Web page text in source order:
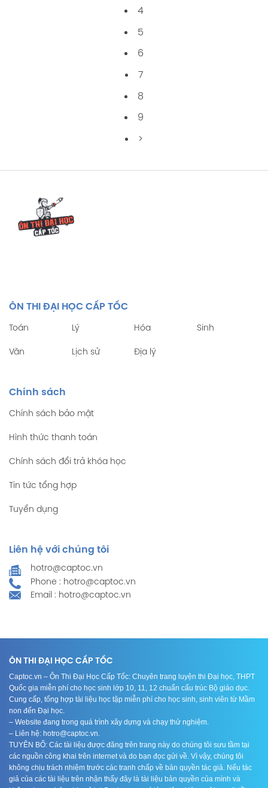
4
5
6
7
8
9
>
ÔN THI ĐẠI HỌC CẤP TỐC
Toán Lý Hóa Sinh
Văn Lịch sử Địa lý
Chính sách
Chính sách bảo mật
Hình thức thanh toán
Chính sách đổi trả khóa học
Tin tức tổng hợp
Tuyển dụng
Liên hệ với chúng tôi
hotro@captoc.vn
Phone : hotro@captoc.vn
Email : hotro@captoc.vn
ÔN THI ĐẠI HỌC CẤP TỐC
Captoc.vn – Ôn Thi Đại Học Cấp Tốc: Chuyên trang luyện thi Đại học, THPT
Quốc gia miễn phí cho học sinh lớp 10, 11, 12 chuẩn cấu trúc Bộ giáo dục.
Cung cấp, tổng hợp tài liệu học tập miễn phí cho học sinh, sinh viên từ Mầm
non đến Đại học.
– Website đang trong quá trình xây dựng và chạy thử nghiệm.
– Liên hệ: hotro@captoc.vn.
TUYÊN BỐ: Các tài liệu được đăng trên trang này do chúng tôi sưu tầm tại
các nguồn công khai trên internet và do bạn đọc gửi về. Vì vậy, chúng tôi
không chịu trách nhiệm trước các tranh chấp về bản quyền tác giả. Nếu tác
giả của các tài liệu trên nhận thấy đây là tài liệu bản quyền của mình và